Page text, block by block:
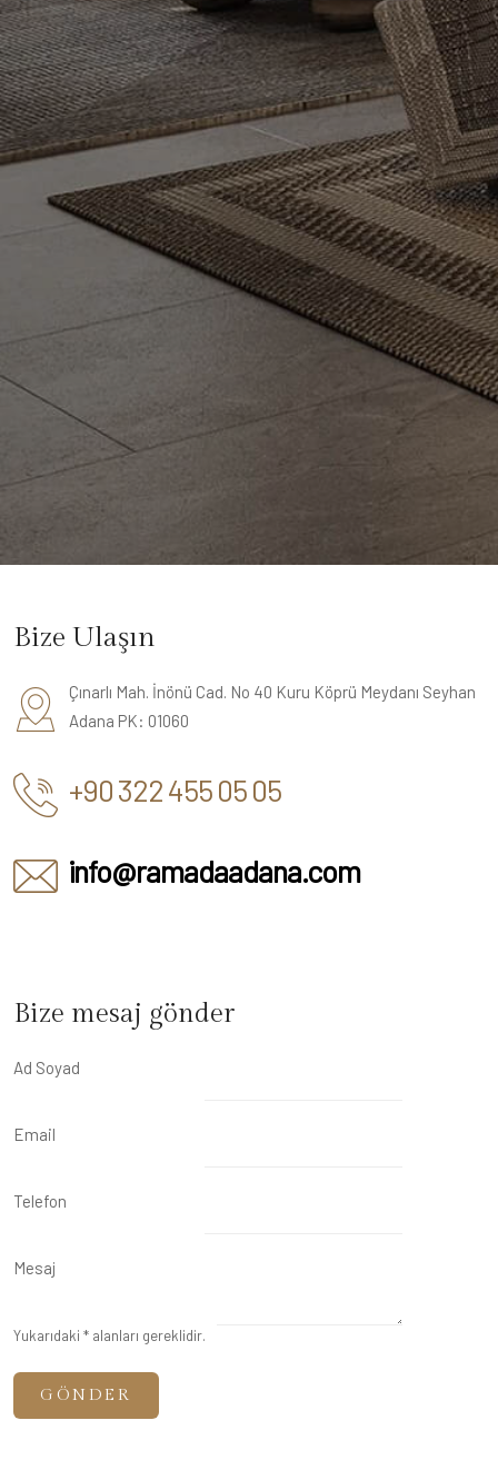
Bize Ulaşın
Çınarlı Mah. İnönü Cad. No 40 Kuru Köprü Meydanı Seyhan
Adana PK: 01060
+90 322 455 05 05
info@ramadaadana.com
Bize mesaj gönder
Ad Soyad
Email
Telefon
Mesaj
Yukarıdaki * alanları gereklidir.